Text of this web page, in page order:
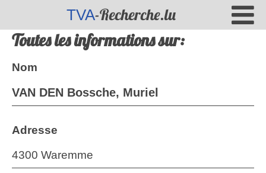
TVA-Recherche.lu
Toutes les informations sur:
Nom
VAN DEN Bossche, Muriel
Adresse
4300 Waremme